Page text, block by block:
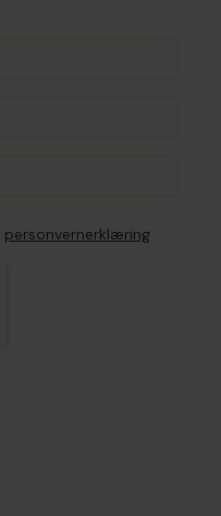
personvernerklæring